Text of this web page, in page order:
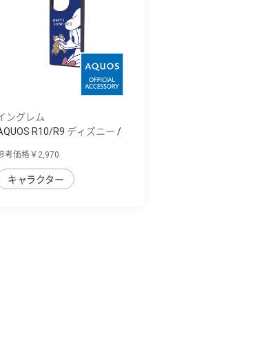
ングレム
R10/R9 ディズニー /
考価格￥2,970
キャラクター